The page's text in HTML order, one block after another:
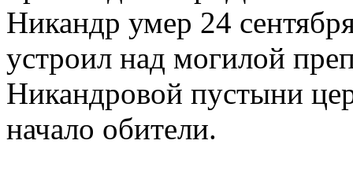
Никандр умер 24
устроил над могилой
Никандровой пустыни
начало обители.